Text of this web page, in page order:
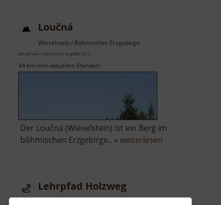
Loučná
Wieselstein / Böhmisches Erzgebirge
aktuell vom 14.04.2024 / Zugriffe: 3373
44 km vom aktuellen Standort
Der Loučná (Wieselstein) ist ein Berg im
böhmischen Erzgebirge.. » weiterlesen
Lehrpfad Holzweg